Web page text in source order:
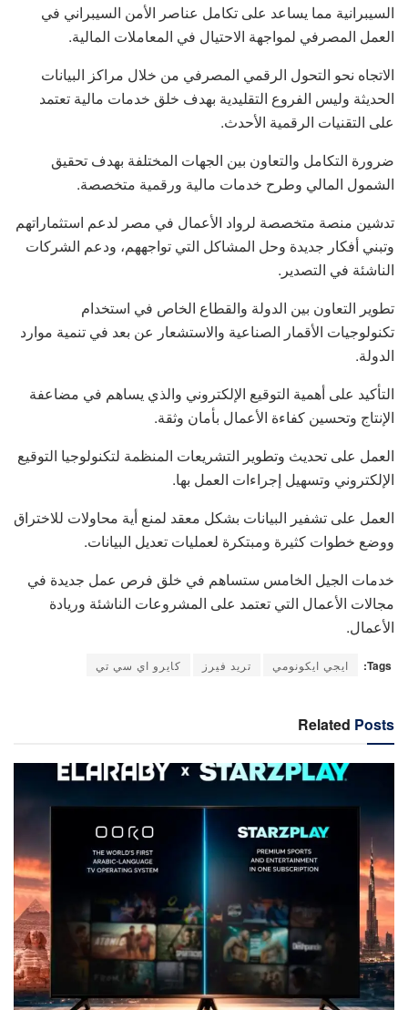
السيبرانية مما يساعد على تكامل عناصر الأمن السيبراني في
العمل المصرفي لمواجهة الاحتيال في المعاملات المالية.
الاتجاه نحو التحول الرقمي المصرفي من خلال مراكز البيانات
الحديثة وليس الفروع التقليدية بهدف خلق خدمات مالية تعتمد
على التقنيات الرقمية الأحدث.
ضرورة التكامل والتعاون بين الجهات المختلفة بهدف تحقيق
الشمول المالي وطرح خدمات مالية ورقمية متخصصة.
تدشين منصة متخصصة لرواد الأعمال في مصر لدعم استثماراتهم
وتبني أفكار جديدة وحل المشاكل التي تواجههم، ودعم الشركات
الناشئة في التصدير.
تطوير التعاون بين الدولة والقطاع الخاص في استخدام
تكنولوجيات الأقمار الصناعية والاستشعار عن بعد في تنمية موارد
الدولة.
التأكيد على أهمية التوقيع الإلكتروني والذي يساهم في مضاعفة
الإنتاج وتحسين كفاءة الأعمال بأمان وثقة.
العمل على تحديث وتطوير التشريعات المنظمة لتكنولوجيا التوقيع
الإلكتروني وتسهيل إجراءات العمل بها.
العمل على تشفير البيانات بشكل معقد لمنع أية محاولات للاختراق
ووضع خطوات كثيرة ومبتكرة لعمليات تعديل البيانات.
خدمات الجيل الخامس ستساهم في خلق فرص عمل جديدة في
مجالات الأعمال التي تعتمد على المشروعات الناشئة وريادة
الأعمال.
Tags: ايجي ايكونومي تريد فيرز كايرو اي سي تي
Related Posts